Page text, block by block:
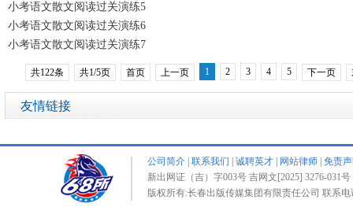
小考语文散文阅读过关演练5
小考语文散文阅读过关演练6
小考语文散文阅读过关演练7
共122条 共1/5页 首页 上一页 1 2 3 4 5 下一页
友情链接
公司简介 联系我们 诚聘英才 网站律师 免责
新出网证（吉）字003号 吉网文[2025] 3276-031
版权所有:长春出版传媒集团有限责任公司 联系电